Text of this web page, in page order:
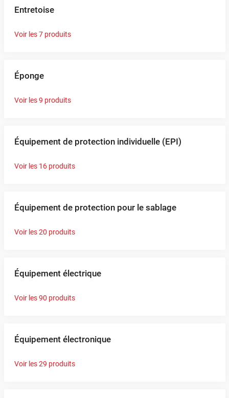
Entretoise
Voir les 7 produits
Éponge
Voir les 9 produits
Équipement de protection individuelle (EPI)
Voir les 16 produits
Équipement de protection pour le sablage
Voir les 20 produits
Équipement électrique
Voir les 90 produits
Équipement électronique
Voir les 29 produits